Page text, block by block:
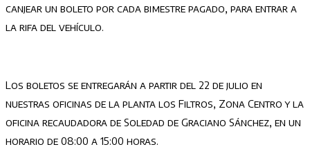
canjear un boleto por cada bimestre pagado, para entrar a
la rifa del vehículo.
Los boletos se entregarán a partir del 22 de julio en
nuestras oficinas de la planta los Filtros, Zona Centro y la
oficina recaudadora de Soledad de Graciano Sánchez, en un
horario de 08:00 a 15:00 horas.